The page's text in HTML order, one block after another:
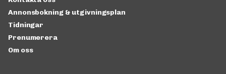
Annonsbokning & utgivningsplan
Tidningar
Prenumerera
Om oss